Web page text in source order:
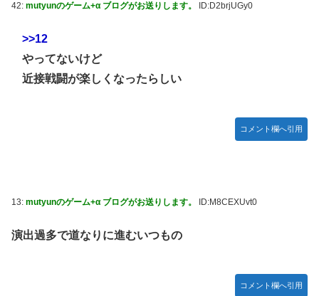
42: mutyunのゲーム+α ブログがお送りします。 ID:D2brjUGy0
>>12
やってないけど
近接戦闘が楽しくなったらしい
コメント欄へ引用
13: mutyunのゲーム+α ブログがお送りします。 ID:M8CEXUvt0
演出過多で道なりに進むいつもの
コメント欄へ引用